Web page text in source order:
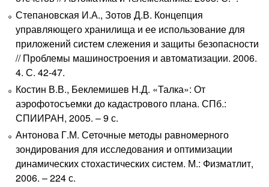
Степановская И.А., Зотов Д.В. Концепция
управляющего хранилища и ее использование для
приложений систем слежения и защиты безопасности
// Проблемы машиностроения и автоматизации. 2006.
4. С. 42-47.
Костин В.В., Беклемишев Н.Д. «Талка»: От
аэрофотосъемки до кадастрового плана. СПб.:
СПИИРАН, 2005. – 9 с.
Антонова Г.М. Сеточные методы равномерного
зондирования для исследования и оптимизации
динамических стохастических систем. М.: Физматлит,
2006. – 224 с.